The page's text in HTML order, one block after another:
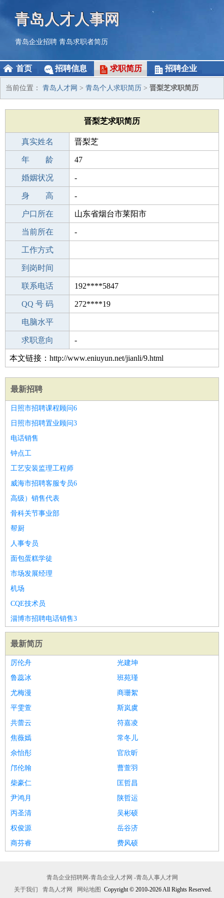
青岛人才人事网
青岛企业招聘 青岛求职者简历
首页 招聘信息 求职简历 招聘企业
当前位置： 青岛人才网 > 青岛个人求职简历 > 晋梨芝求职简历
晋梨芝求职简历
真实姓名 晋梨芝
性 别 女
年 龄 47
出生年月 1979-04-05
婚姻状况 -
学 历 本科
身 高 -
毕业学校 本科
户口所在 山东省烟台市莱阳市
所学专业 -
当前所在 -
工作经验
工作方式
驾 照
到岗时间
期望月薪
联系电话 192****5847
手机号码 192****5847
QQ 号 码 272****19
微信号码
电脑水平
外语水平
求职意向 -
本文链接：http://www.eniuyun.net/jianli/9.html
最新招聘
日照市招聘课程顾问6
日照市招聘置业顾问3
电话销售
钟点工
工艺安装监理工程师
威海市招聘客服专员6
高级）销售代表
骨科关节事业部
帮厨
人事专员
面包蛋糕学徒
市场发展经理
机场
CQE技术员
淄博市招聘电话销售3
最新简历
厉伦舟
光建坤
鲁蕊冰
班苑瑾
尤梅漫
商珊絮
平雯萱
斯岚虞
共蕾云
符嘉凌
焦薇嫣
常冬儿
佘怡彤
官欣昕
邝伦翰
曹萱羽
柴豪仁
匡哲昌
尹鸿月
陕哲运
丙圣清
吴彬硕
权俊源
岳谷济
商芬睿
费风硕
青岛企业招聘网-青岛企业人才网 -青岛人事人才网
关于我们
青岛人才网 网站地图 Copyright © 2010-2026 All Rights Reserved.